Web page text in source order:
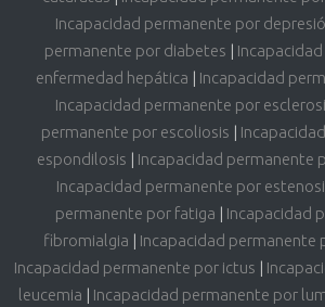
Incapacidad permanente por
permanente por diabetes |
enfermedad hepática | Incapacidad
Incapacidad permanente por
permanente por escoliosis |
espondilosis | Incapacidad permanente
Incapacidad permanente por
permanente por fatiga | Incapacidad
fibromialgia | Incapacidad permanente
Incapacidad permanente por ictus |
leucemia | Incapacidad permanente por